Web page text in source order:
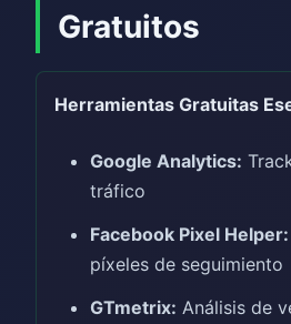
Gratuitos
Herramientas Gratuitas
Google Analytics:
tráfico
Facebook Pixel Helper:
píxeles de seguimiento
GTmetrix: Análisis de